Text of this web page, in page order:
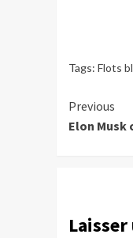
Tags: Flots
Previous
Elon Musk